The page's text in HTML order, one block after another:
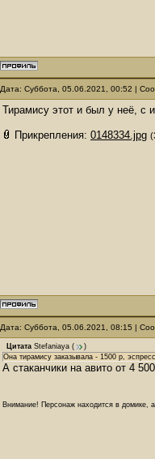
Дата: Суббота, 05.06.2021, 00:52 |
Тирамису этот и был у неё, с
Прикрепления: 0148334.jpg
Дата: Суббота, 05.06.2021, 08:15 |
Цитата Stefaniaya (
)
Она тирамису заказывала - 1500 р,
А стаканчики на авито от 4
Внимание! Персонаж находится в домике,